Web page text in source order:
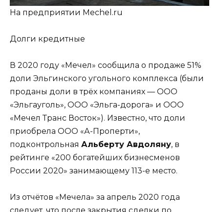
На предприятии Mechel.ru
Долги кредитные
В 2020 году «Мечел» сообщила о продаже 51%
доли Эльгинского угольного комплекса (были
проданы доли в трёх компаниях — ООО
«Эльгауголь», ООО «Эльга-дорога» и ООО
«Мечел Транс Восток»). Известно, что доли
приобрела ООО «А-Проперти»,
подконтрольная Альберту Авдоляну, в
рейтинге «200 богатейших бизнесменов
России 2020» занимающему 113-е место.
Из отчётов «Мечела» за апрель 2020 года